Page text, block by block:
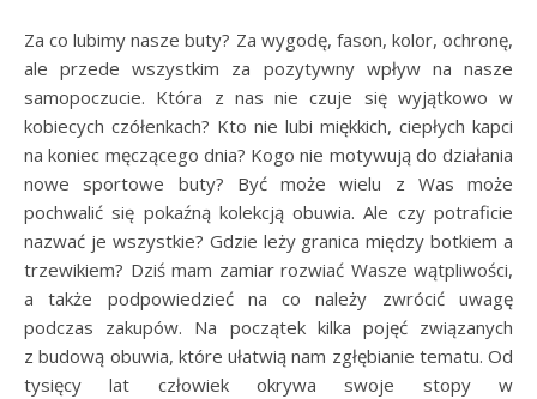
Za co lubimy nasze buty? Za wygodę, fason, kolor, ochronę,
ale przede wszystkim za pozytywny wpływ na nasze
samopoczucie. Która z nas nie czuje się wyjątkowo w
kobiecych czółenkach? Kto nie lubi miękkich, ciepłych kapci
na koniec męczącego dnia? Kogo nie motywują do działania
nowe sportowe buty? Być może wielu z Was może
pochwalić się pokaźną kolekcją obuwia. Ale czy potraficie
nazwać je wszystkie? Gdzie leży granica między botkiem a
trzewikiem? Dziś mam zamiar rozwiać Wasze wątpliwości,
a także podpowiedzieć na co należy zwrócić uwagę
podczas zakupów. Na początek kilka pojęć związanych
z budową obuwia, które ułatwią nam zgłębianie tematu. Od
tysięcy lat człowiek okrywa swoje stopy w